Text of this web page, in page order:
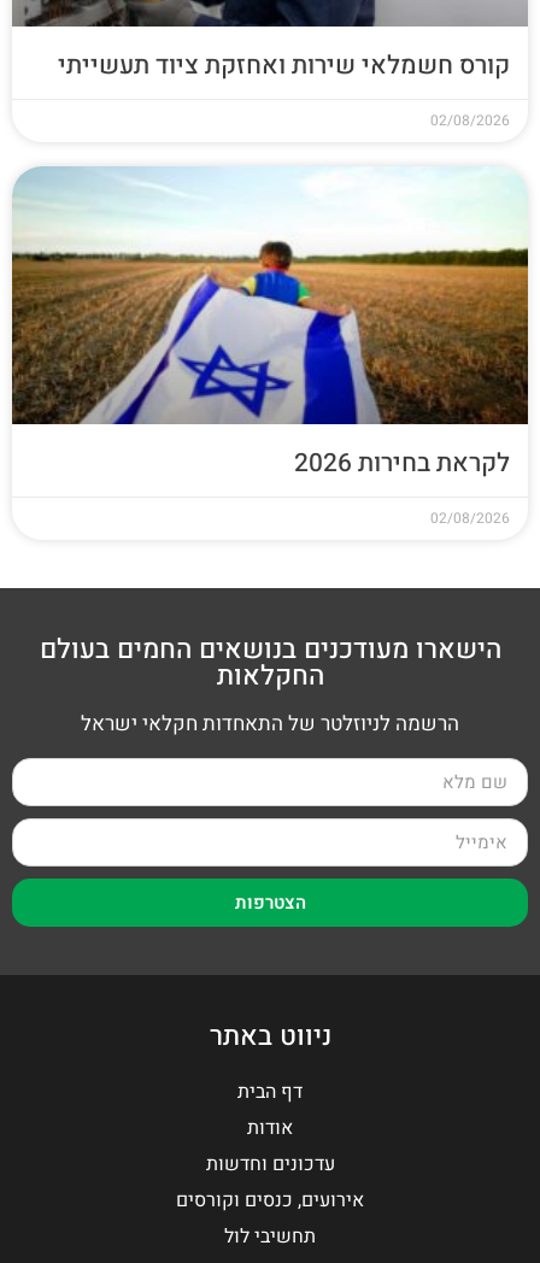
קורס חשמלאי שירות ואחזקת ציוד תעשייתי
02/08/2026
לקראת בחירות 2026
02/08/2026
הישארו מעודכנים בנושאים החמים בעולם
החקלאות
הרשמה לניוזלטר של התאחדות חקלאי ישראל
הצטרפות
ניווט באתר
דף הבית
אודות
עדכונים וחדשות
אירועים, כנסים וקורסים
תחשיבי לול